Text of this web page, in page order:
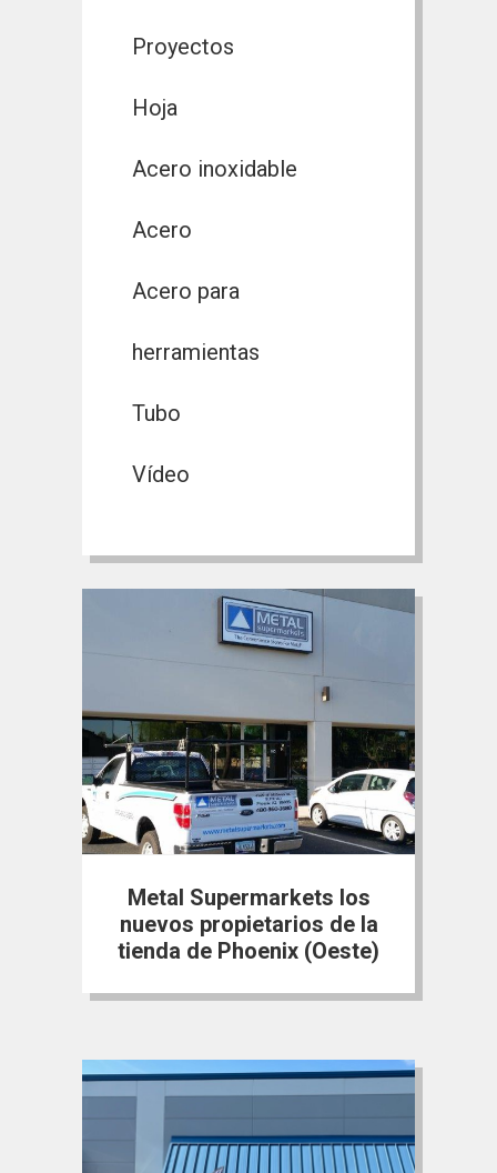
Proyectos
Hoja
Acero inoxidable
Acero
Acero para
herramientas
Tubo
Vídeo
Metal Supermarkets los
nuevos propietarios de la
tienda de Phoenix (Oeste)